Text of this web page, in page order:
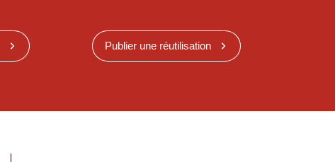
Publier une réutilisation